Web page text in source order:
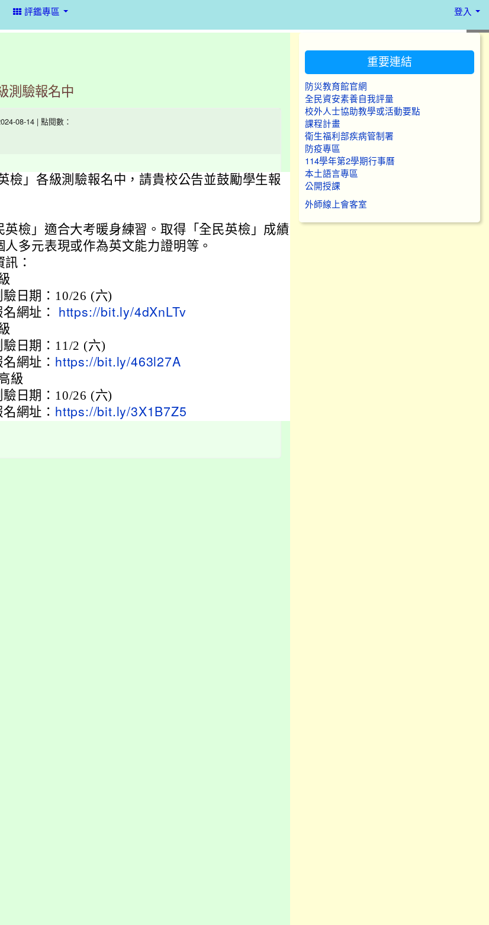
評鑑專區 登入
測驗報名中
08-14 | 點閱數：
英檢」各級測驗報名中，請貴校公告並鼓勵學生報
英檢」適合大考暖身練習。取得「全民英檢」成績，
人多元表現或作為英文能力證明等。
：
驗日期：10/26 (六)
名網址： https://bit.ly/4dXnLTv
驗日期：11/2 (六)
名網址： https://bit.ly/463l27A
級
驗日期：10/26 (六)
名網址： https://bit.ly/3X1B7Z5
重要連結
防災教育館官網
全民資安素養自我評量
校外人士協助教學或活動要點
課程計畫
衛生福利部疾病管制署
防疫專區
114學年第2學期行事曆
本土語言專區
公開授課
外師線上會客室